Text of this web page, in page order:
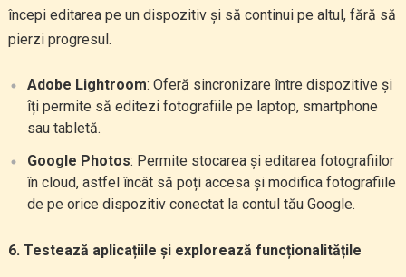
începi editarea pe un dispozitiv și să continui pe altul, fără să
pierzi progresul.
Adobe Lightroom: Oferă sincronizare între dispozitive și
îți permite să editezi fotografiile pe laptop, smartphone
sau tabletă.
Google Photos: Permite stocarea și editarea fotografiilor
în cloud, astfel încât să poți accesa și modifica fotografiile
de pe orice dispozitiv conectat la contul tău Google.
6. Testează aplicațiile și explorează funcționalitățile